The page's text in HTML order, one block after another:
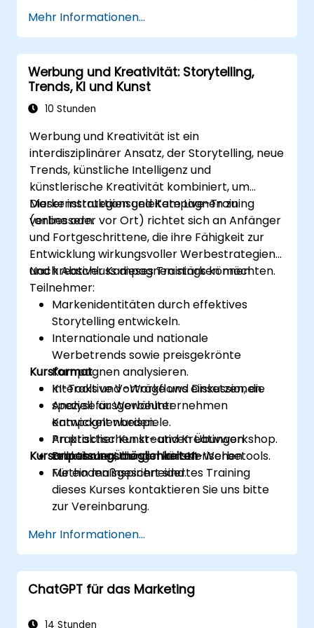
zu unterstützen.
Engagement-Taktiken für Schulen und
potenzielle Studierende zu entwickeln, die
durch KI-Arbeitsabläufe unterstützt
werden.
Mehr Informationen...
Werbung und Kreativität: Storytelling,
Trends, KI und Kunst
10 Stunden
Werbung und Kreativität ist ein
interdisziplinärer Ansatz, der Storytelling, neue
Trends, künstliche Intelligenz und
künstlerische Kreativität kombiniert, um
Markenstrategien und Kampagnen zu
verbessern.
Dieser instruktionsgeleitete Live-Training
(online oder vor Ort) richtet sich an Anfänger
und Fortgeschrittene, die ihre Fähigkeit zur
Entwicklung wirkungsvoller Werbestrategien
und kreativer Kampagnen stärken möchten.
Nach Abschluss dieses Trainings können
Teilnehmer:
Markenidentitäten durch effektives
Storytelling entwickeln.
Internationale und nationale
Werbetrends sowie preisgekrönte
Kampagnen analysieren.
KI-Tools und -Workflows einsetzen, die
speziell für Werbeunternehmen
entwickelt wurden.
An praktischen kreativen Übungen
teilnehmen, die von künstlerischen
Methoden inspiriert sind.
Kursformat
Interaktive Vorträge und Diskussionen.
Analyse ausgewählter
Kampagnenbeispiele.
Praktischer Kunst- und Kreativworkshop.
Praktische Übungen mit KI-Werbetools.
Kursanpassungsmöglichkeiten
Für ein maßgeschneidertes Training
dieses Kurses kontaktieren Sie uns bitte
zur Vereinbarung.
Mehr Informationen...
ChatGPT für das Marketing
14 Stunden